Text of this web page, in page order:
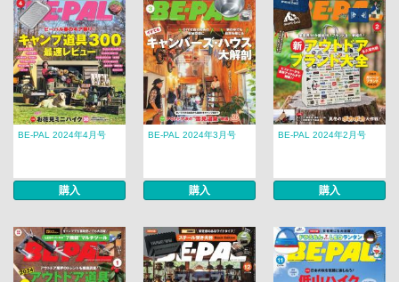
BE-PAL 2024年4月号
購入
BE-PAL 2024年3月号
購入
BE-PAL 2024年2月号
購入